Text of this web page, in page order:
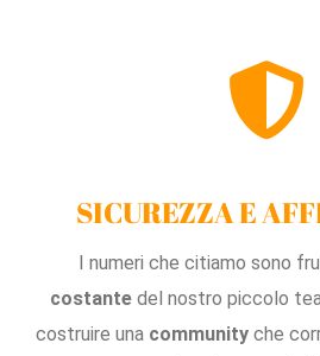
SICUREZZA E
I numeri che citiamo sono
costantedel nostro piccolo
costruire una community che